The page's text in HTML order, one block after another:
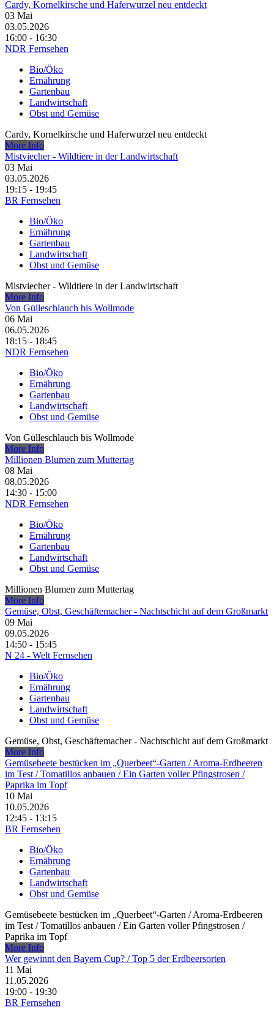
Cardy, Kornelkirsche und Haferwurzel neu entdeckt
03 Mai
03.05.2026
16:00 - 16:30
NDR Fernsehen
Bio/Öko
Ernährung
Gartenbau
Landwirtschaft
Obst und Gemüse
Cardy, Kornelkirsche und Haferwurzel neu entdeckt
More Info
Mistviecher - Wildtiere in der Landwirtschaft
03 Mai
03.05.2026
19:15 - 19:45
BR Fernsehen
Bio/Öko
Ernährung
Gartenbau
Landwirtschaft
Obst und Gemüse
Mistviecher - Wildtiere in der Landwirtschaft
More Info
Von Gülleschlauch bis Wollmode
06 Mai
06.05.2026
18:15 - 18:45
NDR Fernsehen
Bio/Öko
Ernährung
Gartenbau
Landwirtschaft
Obst und Gemüse
Von Gülleschlauch bis Wollmode
More Info
Millionen Blumen zum Muttertag
08 Mai
08.05.2026
14:30 - 15:00
NDR Fernsehen
Bio/Öko
Ernährung
Gartenbau
Landwirtschaft
Obst und Gemüse
Millionen Blumen zum Muttertag
More Info
Gemüse, Obst, Geschäftemacher - Nachtschicht auf dem Großmarkt
09 Mai
09.05.2026
14:50 - 15:45
N 24 - Welt Fernsehen
Bio/Öko
Ernährung
Gartenbau
Landwirtschaft
Obst und Gemüse
Gemüse, Obst, Geschäftemacher - Nachtschicht auf dem Großmarkt
More Info
Gemüsebeete bestücken im „Querbeet“-Garten /​ Aroma-Erdbeeren
im Test /​ Tomatillos anbauen /​ Ein Garten voller Pfingstrosen /​
Paprika im Topf
10 Mai
10.05.2026
12:45 - 13:15
BR Fernsehen
Bio/Öko
Ernährung
Gartenbau
Landwirtschaft
Obst und Gemüse
Gemüsebeete bestücken im „Querbeet“-Garten /​ Aroma-Erdbeeren
im Test /​ Tomatillos anbauen /​ Ein Garten voller Pfingstrosen /​
Paprika im Topf
More Info
Wer gewinnt den Bayern Cup? /​ Top 5 der Erdbeersorten
11 Mai
11.05.2026
19:00 - 19:30
BR Fernsehen